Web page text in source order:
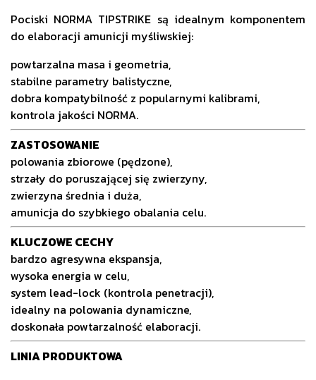
Pociski NORMA TIPSTRIKE są idealnym komponentem
do elaboracji amunicji myśliwskiej:
powtarzalna masa i geometria,
stabilne parametry balistyczne,
dobra kompatybilność z popularnymi kalibrami,
kontrola jakości NORMA.
ZASTOSOWANIE
polowania zbiorowe (pędzone),
strzały do poruszającej się zwierzyny,
zwierzyna średnia i duża,
amunicja do szybkiego obalania celu.
KLUCZOWE CECHY
bardzo agresywna ekspansja,
wysoka energia w celu,
system lead-lock (kontrola penetracji),
idealny na polowania dynamiczne,
doskonała powtarzalność elaboracji.
LINIA PRODUKTOWA